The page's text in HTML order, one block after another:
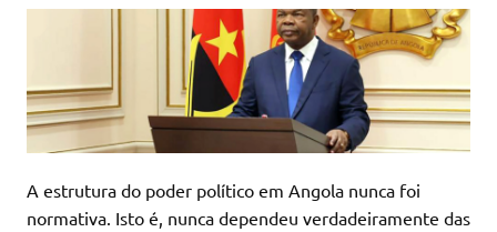
A estrutura do poder político em Angola nunca foi
normativa. Isto é, nunca dependeu verdadeiramente das